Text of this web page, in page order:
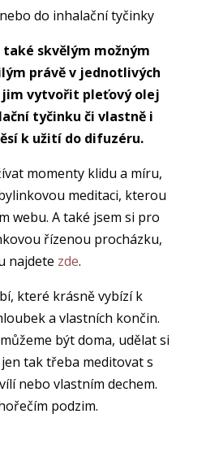
do inhalační tyčinky
skvělým možným
právě v jednotlivých
jim vytvořit pleťový olej
tyčinku či vlastně i
k užití do difuzéru.
momenty klidu a míru,
meditaci, kterou
webu. A také jsem si pro
řízenou procházku,
najdete zde.
které krásně vybízí k
a vlastních končin.
být doma, udělat si
tak třeba meditovat s
nebo vlastním dechem.
podzim.